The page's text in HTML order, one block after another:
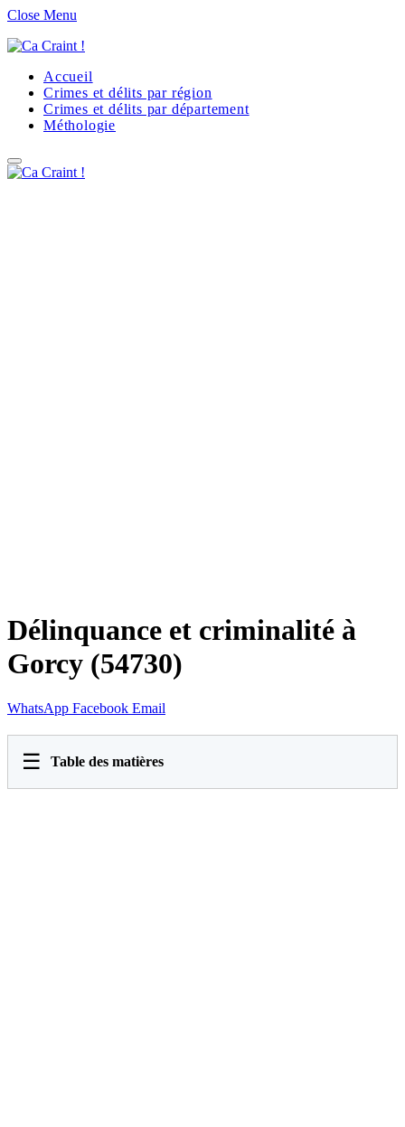
Close Menu
Accueil
Crimes et délits par région
Crimes et délits par département
Méthologie
Délinquance et criminalité à
Gorcy (54730)
WhatsApp Facebook Email
☰ Table des matières